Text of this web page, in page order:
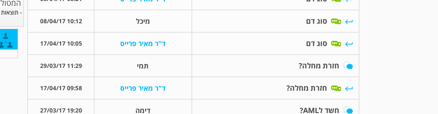
סוג דם מיכל 10:12 08/04/17
סוג דם ד"ר מאיר פרייס 10:05 17/04/17
חזרת מחלה? תמי 11:29 29/03/17
חזרת מחלה? ד"ר מאיר פרייס 09:58 17/04/17
חשד לAML? דימה 19:20 27/03/17
-